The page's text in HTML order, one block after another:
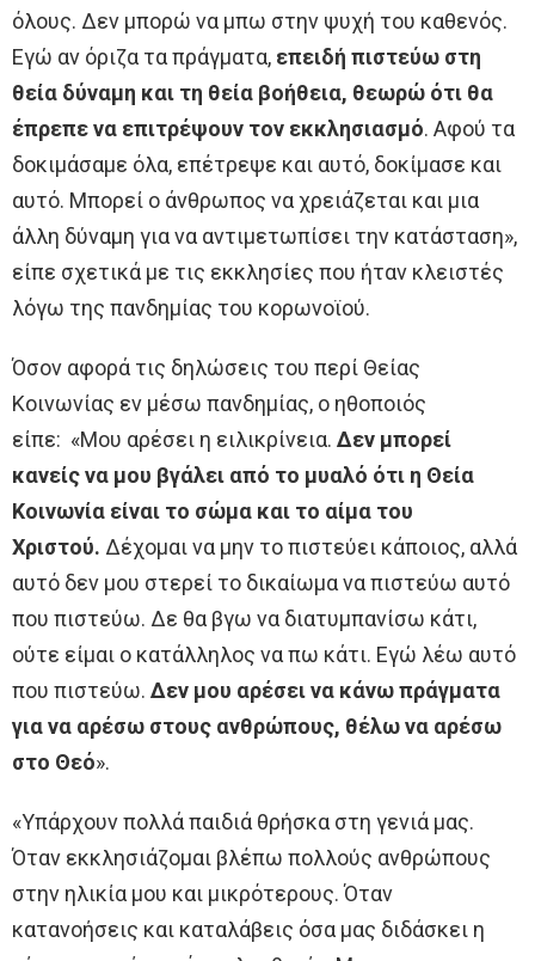
όλους. Δεν μπορώ να μπω στην ψυχή του καθενός.
Εγώ αν όριζα τα πράγματα, επειδή πιστεύω στη
θεία δύναμη και τη θεία βοήθεια, θεωρώ ότι θα
έπρεπε να επιτρέψουν τον εκκλησιασμό. Αφού τα
δοκιμάσαμε όλα, επέτρεψε και αυτό, δοκίμασε και
αυτό. Μπορεί ο άνθρωπος να χρειάζεται και μια
άλλη δύναμη για να αντιμετωπίσει την κατάσταση»,
είπε σχετικά με τις εκκλησίες που ήταν κλειστές
λόγω της πανδημίας του κορωνοϊού.
Όσον αφορά τις δηλώσεις του περί Θείας
Κοινωνίας εν μέσω πανδημίας, ο ηθοποιός
είπε: «Μου αρέσει η ειλικρίνεια. Δεν μπορεί
κανείς να μου βγάλει από το μυαλό ότι η Θεία
Κοινωνία είναι το σώμα και το αίμα του
Χριστού. Δέχομαι να μην το πιστεύει κάποιος, αλλά
αυτό δεν μου στερεί το δικαίωμα να πιστεύω αυτό
που πιστεύω. Δε θα βγω να διατυμπανίσω κάτι,
ούτε είμαι ο κατάλληλος να πω κάτι. Εγώ λέω αυτό
που πιστεύω. Δεν μου αρέσει να κάνω πράγματα
για να αρέσω στους ανθρώπους, θέλω να αρέσω
στο Θεό».
«Υπάρχουν πολλά παιδιά θρήσκα στη γενιά μας.
Όταν εκκλησιάζομαι βλέπω πολλούς ανθρώπους
στην ηλικία μου και μικρότερους. Όταν
κατανοήσεις και καταλάβεις όσα μας διδάσκει η